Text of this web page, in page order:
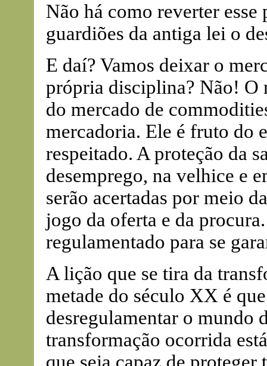
Não há como reverter esse
guardiões da antiga lei o
E daí? Vamos deixar o
própria disciplina? Não! O
do mercado de
mercadoria. Ele é fruto do
respeitado. A proteção da
desemprego, na velhice e
serão acertadas por meio
jogo da oferta e da
regulamentado para se
A lição que se tira da
metade do século XX é
desregulamentar o mundo
transformação ocorrida